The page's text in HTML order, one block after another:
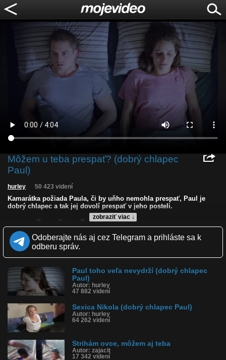
Môžem u teba prespať? (dobrý chlapec
Paul)
zobraziť viac ↓
hurley 50 423 videní
Kamarátka požiada Paula, či by uňho nemohla prespať, Paul je
dobrý chlapec a tak jej dovolí prespať v jeho posteli.
LQ
Zverejnené: 18.12.2016 18:15
Páči sa: 88% (134 hlasov)
Obľúbené: 68
Komentárov: 81
Kategória: zábavné
Tagy: kamarátka, paule, bradavka, hurley, titulky, vtipné, divné,
posteľ
História sledovanosti videa:
Odoberajte nás aj cez Telegram a prihláste sa k
odberu správ.
Paul toho veľa nevydrží (dobrý chlapec
Paul)
Autor: hurley
47 882 videní
Sexica Nikola (dobrý chlapec Paul)
Autor: hurley
64 262 videní
Strihám ovce, môžem aj teba
Autor: zajacit
17 342 videní